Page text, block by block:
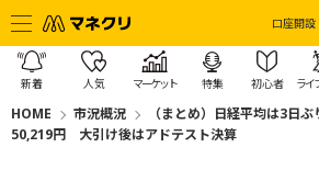
口座開設
新着 人気 マーケット 特集 初心者 ライ
HOME 市況概況
（まとめ）日経平均は3日
50,219円 大引け後はアドテスト決算